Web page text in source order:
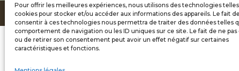
Pour offrir les meilleures expériences, nous utilisons des technologies
cookies pour stocker et/ou accéder aux informations des appareils. Le fait de
consentir à ces technologies nous permettra de traiter des données telles
comportement de navigation ou les ID uniques sur ce site. Le fait de ne
ou de retirer son consentement peut avoir un effet négatif sur certaines
caractéristiques et fonctions.
© CreaWeb sense -Mentions légales /